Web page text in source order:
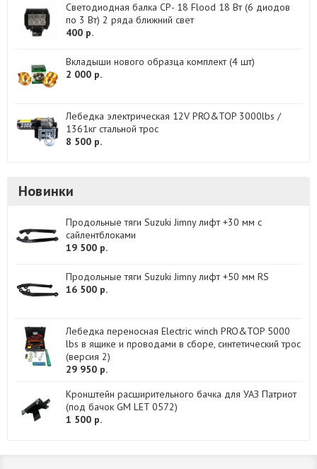
Светодиодная балка CP- 18 Flood 18 Вт (6 диодов
по 3 Вт) 2 ряда ближний свет
400 р.
Вкладыши нового образца комплект (4 шт)
2 000 р.
Лебедка электрическая 12V PRO&TOP 3000lbs /
1361кг стальной трос
8 500 р.
Новинки
Продольные тяги Suzuki Jimny лифт +30 мм с
сайлентблоками
19 500 р.
Продольные тяги Suzuki Jimny лифт +50 мм RS
16 500 р.
Лебедка переносная Electric winch PRO&TOP 5000
lbs в ящике и проводами в сборе, синтетический трос
(версия 2)
29 950 р.
Кронштейн расширительного бачка для УАЗ Патриот
(под бачок GM LET 0572)
1 500 р.